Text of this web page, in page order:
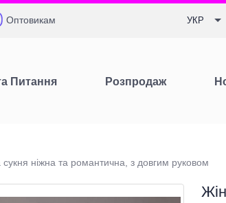
Оптовикам УКР
Питання Розпродаж
ніжна та романтична, з довгим руковом